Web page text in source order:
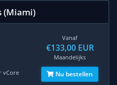
(Miami)
vCore
Vanaf
€133,00 EUR
Maandelijks
Nu bestellen